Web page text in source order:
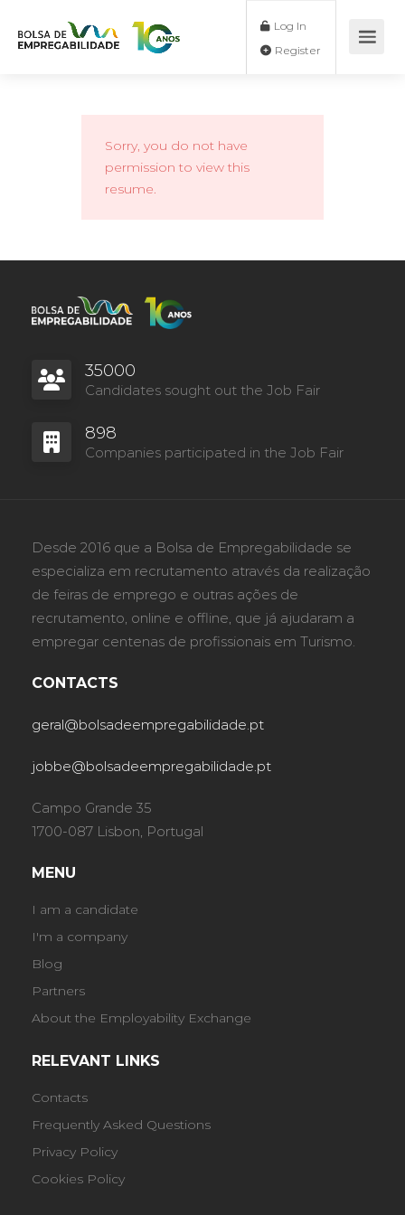
Log In
Sorry, you do not have
permission to view this
resume.
35000
Candidates sought out the Job Fair
898
Companies participated in the Job Fair
Desde 2016 que a Bolsa de Empregabilidade se
especializa em recrutamento através da realização
de feiras de emprego e outras ações de
recrutamento, online e offline, que já ajudaram a
empregar centenas de profissionais em Turismo.
CONTACTS
geral@bolsadeempregabilidade.pt
jobbe@bolsadeempregabilidade.pt
Campo Grande 35
1700-087 Lisbon, Portugal
MENU
I am a candidate
I'm a company
Blog
Partners
About the Employability Exchange
RELEVANT LINKS
Contacts
Frequently Asked Questions
Privacy Policy
Cookies Policy